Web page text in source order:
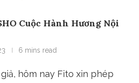
Cuộc Hành Hương Nội
6 mins read
hôm nay Fito xin phép